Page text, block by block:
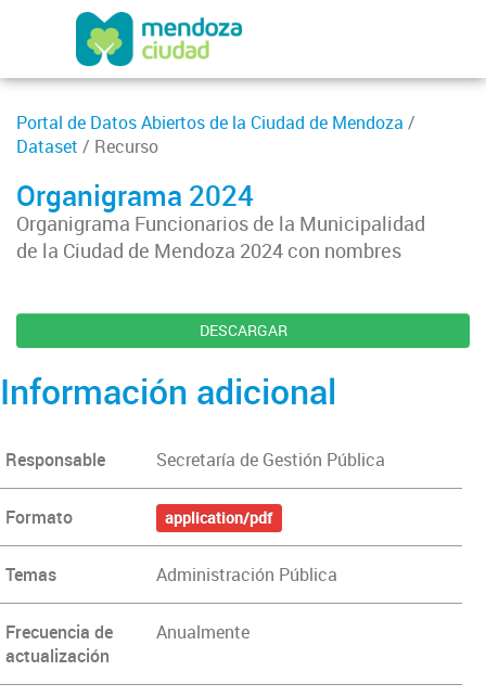
Portal de Datos Abiertos de la Ciudad de Mendoza /
Dataset / Recurso
Organigrama 2024
Organigrama Funcionarios de la Municipalidad
de la Ciudad de Mendoza 2024 con nombres
DESCARGAR
Información adicional
Responsable Secretaría de Gestión Pública
Formato application/pdf
Temas Administración Pública
Frecuencia de
actualización
Anualmente